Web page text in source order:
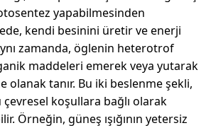
yapabilmesinden
kendi besinini üretir ve enerji
zamanda, öglenin heterotrof
maddeleri emerek veya yutarak
olanak tanır. Bu iki beslenme şekli,
koşullara bağlı olarak
Örneğin, güneş ışığının yetersiz